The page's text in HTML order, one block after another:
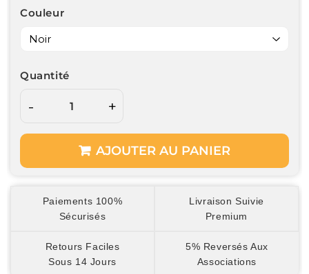
Couleur
Quantité
- +
AJOUTER AU PANIER
Paiements 100%
Sécurisés
Livraison Suivie
Premium
Retours Faciles
Sous 14 Jours
5% Reversés Aux
Associations